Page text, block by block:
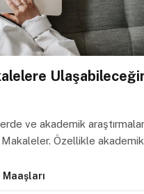
ve akademik
Özellikle
Maaşları